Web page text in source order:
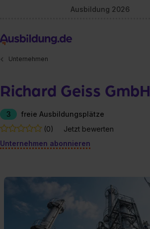
Ausbildung 2026
Unternehmen
Richard Geiss GmbH
3
freie Ausbildungsplätze
(0)
Jetzt bewerten
Unternehmen abonnieren